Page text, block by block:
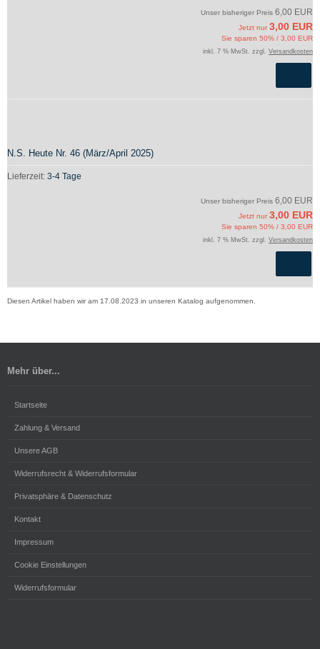
Unser bisheriger Preis 6,00 EUR
Jetzt nur 3,00 EUR
Sie sparen 50% / 3,00 EUR
inkl. 7 % MwSt. zzgl. Versandkosten
N.S. Heute Nr. 46 (März/April 2025)
Lieferzeit: 3-4 Tage
Unser bisheriger Preis 6,00 EUR
Jetzt nur 3,00 EUR
Sie sparen 50% / 3,00 EUR
inkl. 7 % MwSt. zzgl. Versandkosten
Diesen Artikel haben wir am 17.08.2023 in unseren Katalog aufgenommen.
Mehr über...
Startseite
Zahlung & Versand
Unsere AGB
Widerrufsrecht & Widerrufsformular
Privatsphäre & Datenschutz
Kontakt
Impressum
Cookie Einstellungen
Widerrufsformular